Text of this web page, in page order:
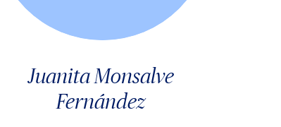
Juanita Monsalve
Fernández